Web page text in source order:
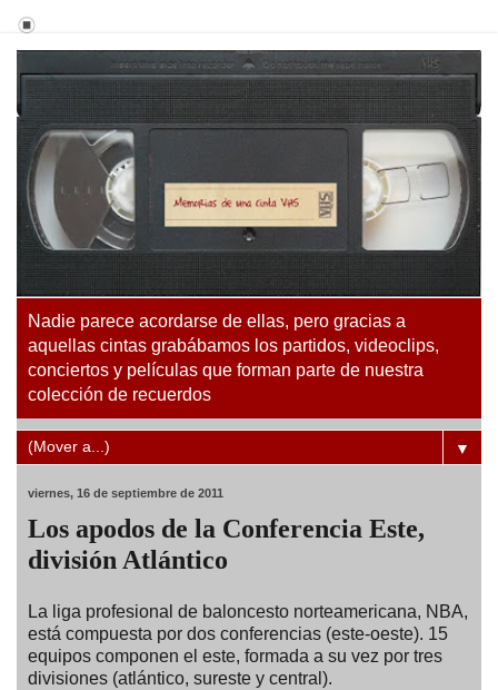
Nadie parece acordarse de ellas, pero gracias a
aquellas cintas grabábamos los partidos, videoclips,
conciertos y películas que forman parte de nuestra
colección de recuerdos
▼
viernes, 16 de septiembre de 2011
Los apodos de la Conferencia Este,
división Atlántico
La liga profesional de baloncesto norteamericana, NBA,
está compuesta por dos conferencias (este-oeste). 15
equipos componen el este, formada a su vez por tres
divisiones (atlántico, sureste y central).